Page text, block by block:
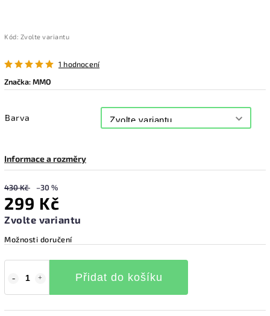
Kód: Zvolte variantu
1 hodnocení
Značka:MMO
Barva
Informace a rozměry
430 Kč –30 %
299 Kč
Zvolte variantu
Možnosti doručení
Přidat do košíku